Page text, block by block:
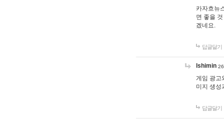
카자흐뉴
면 좋을
겠네요.
답글달기
lshimin
게임 광고
미지 생성
답글달기